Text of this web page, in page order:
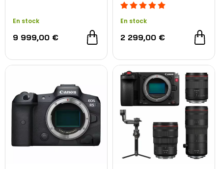
En stock
9 999,00 €
En stock
2 299,00 €